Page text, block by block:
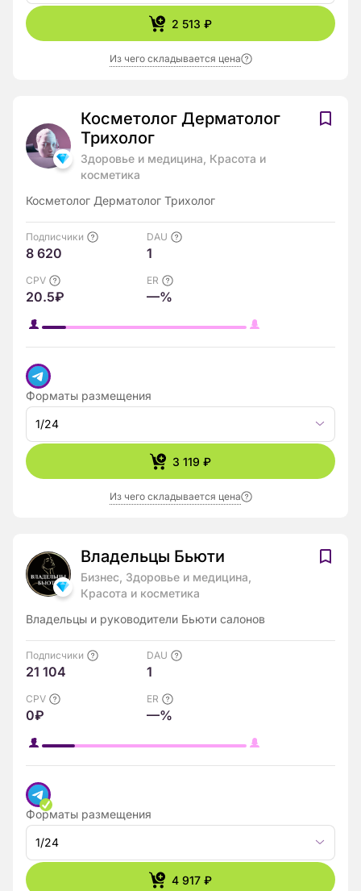
2 513 ₽
Из чего складывается цена
Косметолог Дерматолог
Трихолог
Здоровье и медицина, Красота и
косметика
Косметолог Дерматолог Трихолог
Подписчики
8 620
DAU
1
CPV
20.5₽
ER
—%
Форматы размещения
1/24
3 119 ₽
Из чего складывается цена
Владельцы Бьюти
Бизнес, Здоровье и медицина,
Красота и косметика
Владельцы и руководители Бьюти салонов
Подписчики
21 104
DAU
1
CPV
0₽
ER
—%
Форматы размещения
1/24
4 917 ₽